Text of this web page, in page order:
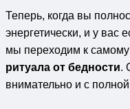
Теперь, когда вы
энергетически, и у вас
мы переходим к
ритуала от бедности.
внимательно и с